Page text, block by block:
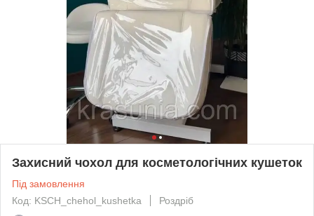
Захисний чохол для косметологічних кушеток
Під замовлення
Код: KSCH_chehol_kushetka
Роздріб